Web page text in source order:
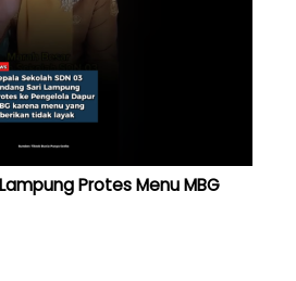
Protes Menu MBG